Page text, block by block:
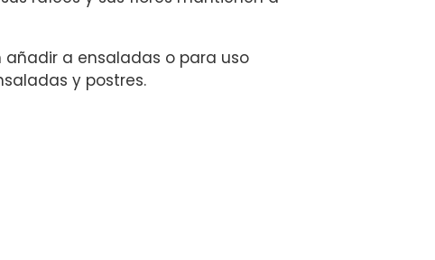
añadir a ensaladas o para uso
y postres.